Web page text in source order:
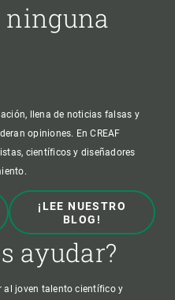
ninguna
llena de noticias falsas y
opiniones. En CREAF
científicos y diseñadores
¡LEE NUESTRO
BLOG!
ayudar?
al joven talento científico y